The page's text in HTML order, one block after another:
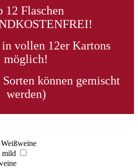
12 Flaschen
in vollen 12er Kartons
möglich!
können gemischt
werden)
Weißweine
mild